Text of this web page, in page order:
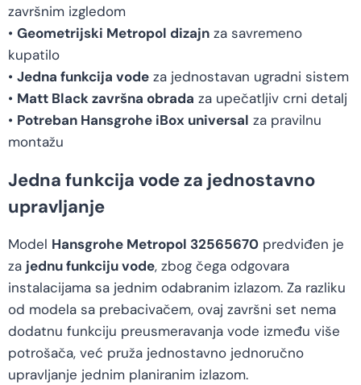
završnim izgledom
• Geometrijski Metropol dizajn za savremeno
kupatilo
• Jedna funkcija vode za jednostavan ugradni sistem
• Matt Black završna obrada za upečatljiv crni detalj
• Potreban Hansgrohe iBox universal za pravilnu
montažu
Jedna funkcija vode za jednostavno
upravljanje
Model Hansgrohe Metropol 32565670 predviđen je
za jednu funkciju vode, zbog čega odgovara
instalacijama sa jednim odabranim izlazom. Za razliku
od modela sa prebacivačem, ovaj završni set nema
dodatnu funkciju preusmeravanja vode između više
potrošača, već pruža jednostavno jednoručno
upravljanje jednim planiranim izlazom.